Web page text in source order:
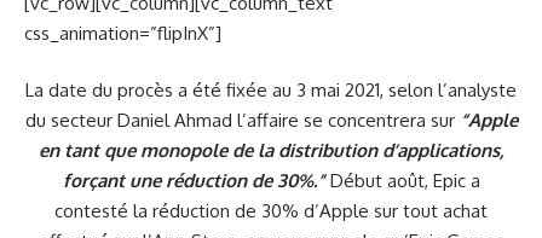
css_animation=”flipInX”]
La date du procès a été fixée au 3 mai 2021, selon l’analyste
du secteur Daniel Ahmad l’affaire se concentrera sur “Apple
en tant que monopole de la distribution d’applications,
forçant une réduction de 30%.”Début août, Epic a
contesté la réduction de 30% d’Apple sur tout achat